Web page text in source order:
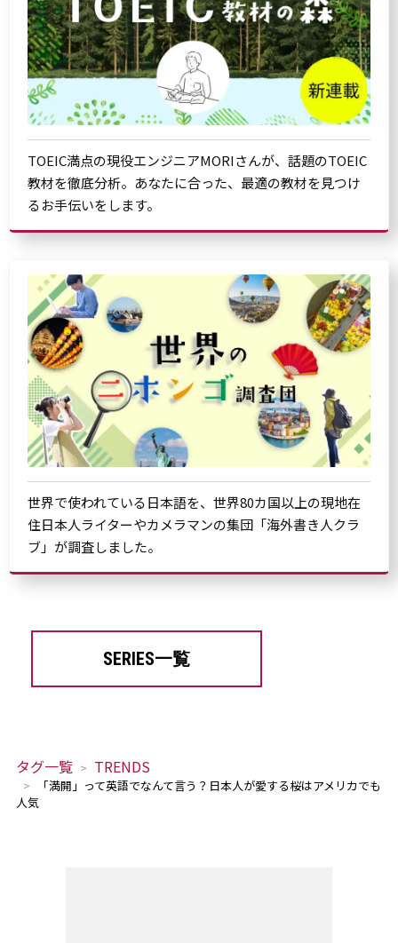
TOEIC満点の現役エンジニアMORIさんが、話題のTOEIC
教材を徹底分析。あなたに合った、最適の教材を見つけ
るお手伝いをします。
世界で使われている日本語を、世界80カ国以上の現地在
住日本人ライターやカメラマンの集団「海外書き人クラ
ブ」が調査しました。
SERIES一覧
タグ一覧 TRENDS
「満開」って英語でなんて言う？日本人が愛する桜はアメリカでも
人気